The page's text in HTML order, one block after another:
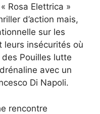
Rosa Elettrica »
d’action mais,
sur les
leurs insécurités où
des Pouilles lutte
avec un
Di Napoli.
rencontre